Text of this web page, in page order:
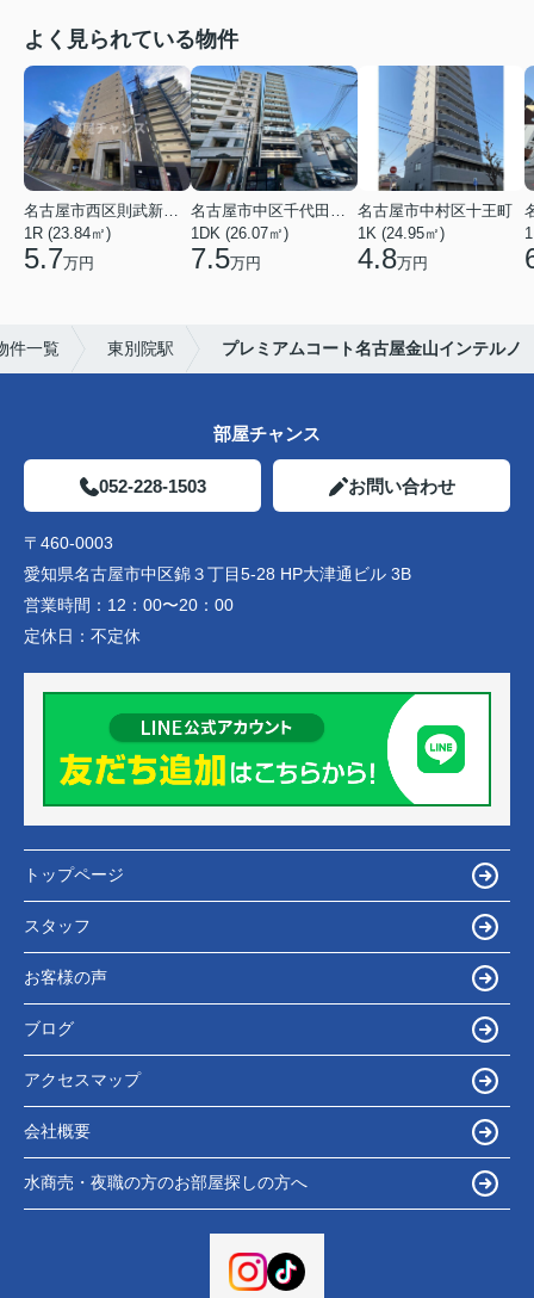
よく見られている物件
名古屋市西区則武新町３丁目
1R (23.84㎡)
5.7万円
名古屋市中区千代田４丁目
1DK (26.07㎡)
7.5万円
名古屋市中村区十王町
1K (24.95㎡)
4.8万円
件一覧 東別院駅 プレミアムコート名古屋金山インテルノ
部屋チャンス
052-228-1503 お問い合わせ
〒460-0003
愛知県名古屋市中区錦３丁目5-28 HP大津通ビル 3B
営業時間： 12：00〜20：00
定休日： 不定休
トップページ
スタッフ
お客様の声
ブログ
アクセスマップ
会社概要
水商売・夜職の方のお部屋探しの方へ